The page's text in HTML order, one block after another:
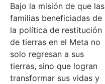
Bajo la misión de que las
familias beneficiadas de
la política de restitución
de tierras en el Meta no
solo regresan a sus
tierras, sino que logran
transformar sus vidas y